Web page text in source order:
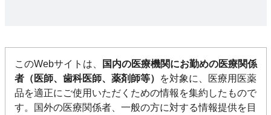
このWebサイトは、
国内の医療機関にお勤めの医療関係
者（医師、歯科医師、薬剤師等）
を対象に、医療用医薬
品を適正にご使用いただくための情報を集約したもので
す。国外の医療関係者、一般の方に対する情報提供を目